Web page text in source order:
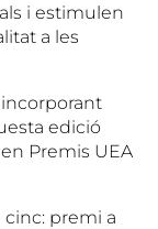
i estimulen
a les
incorporant
edició
Premis UEA
cinc: premi a